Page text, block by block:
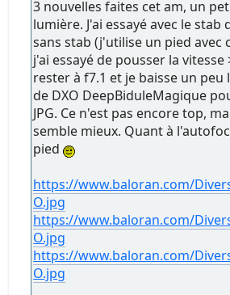
3 nouvelles faites cet am, un
lumière. J'ai essayé avec le stab
sans stab (j'utilise un pied avec
j'ai essayé de pousser la vitesse
rester à f7.1 et je baisse un
de DXO DeepBiduleMagique
JPG. Ce n'est pas encore top,
semble mieux. Quant à
pied
https://www.baloran.com/
O.jpg
https://www.baloran.com/
O.jpg
https://www.baloran.com/
O.jpg